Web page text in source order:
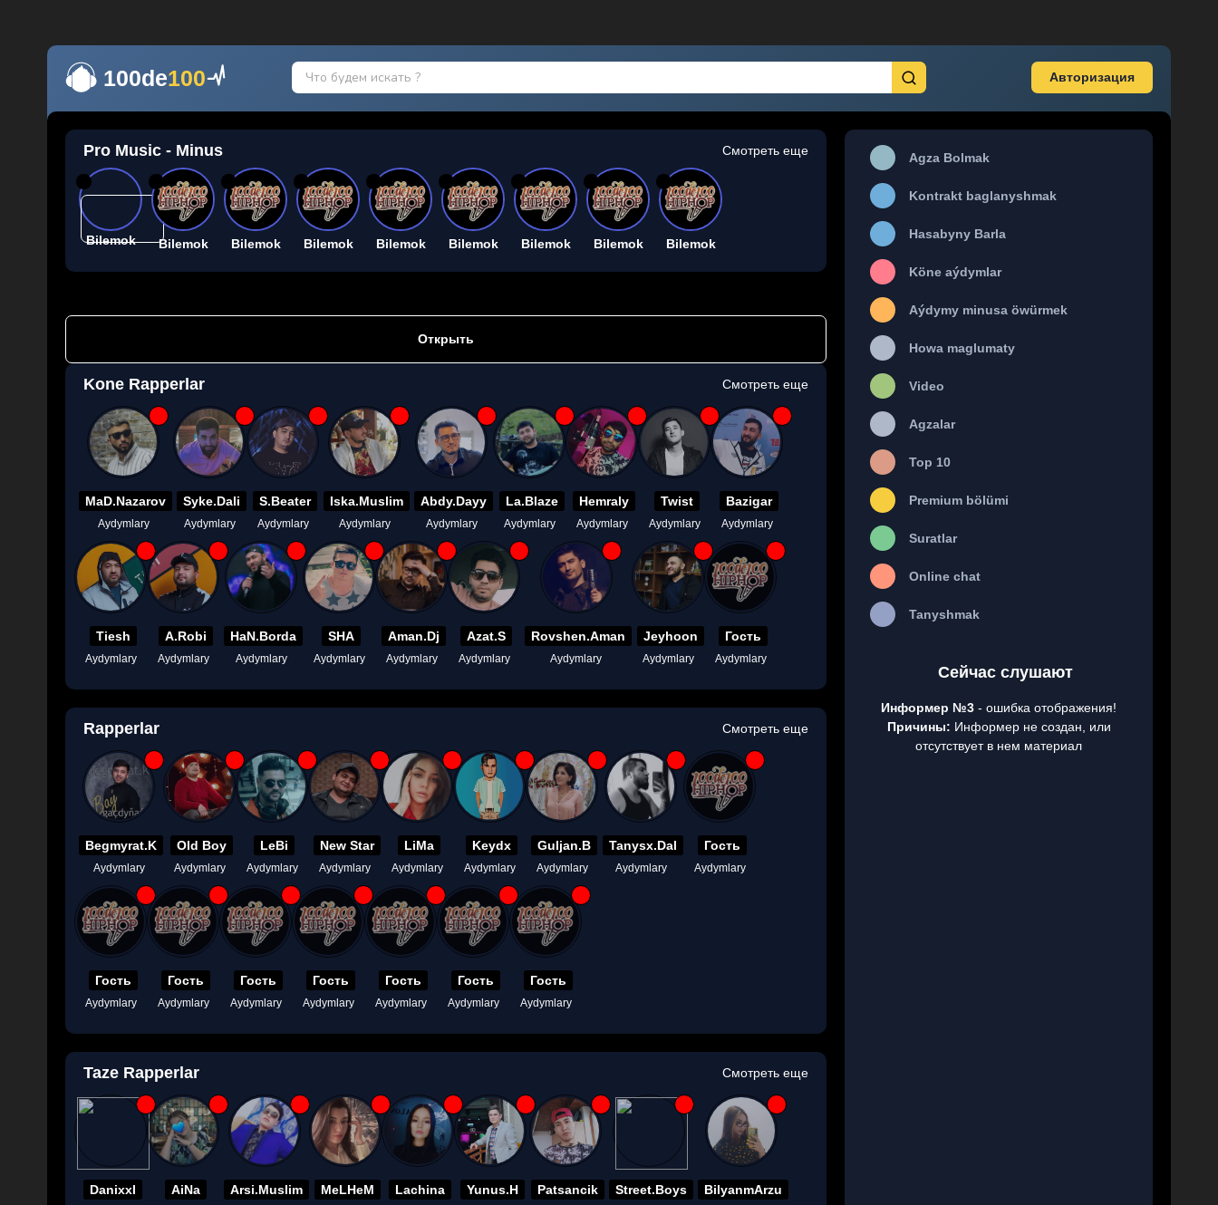
100de100 Авторизация
Pro Music - Minus Смотреть еще
Bilemok Bilemok Bilemok Bilemok Bilemok Bilemok Bilemok Bilemok Bilemok
Открыть
Kone Rapperlar Смотреть еще
MaD.Nazarov
Aydymlary
Syke.Dali
Aydymlary
S.Beater
Aydymlary
Iska.Muslim
Aydymlary
Abdy.Dayy
Aydymlary
La.Blaze
Aydymlary
Hemraly
Aydymlary
Twist
Aydymlary
Bazigar
Aydymlary
Tiesh
Aydymlary
A.Robi
Aydymlary
HaN.Borda
Aydymlary
SHA
Aydymlary
Aman.Dj
Aydymlary
Azat.S
Aydymlary
Rovshen.Aman
Aydymlary
Jeyhoon
Aydymlary
Гость
Aydymlary
Rapperlar Смотреть еще
Begmyrat.K
Aydymlary
Old Boy
Aydymlary
LeBi
Aydymlary
New Star
Aydymlary
LiMa
Aydymlary
Keydx
Aydymlary
Guljan.B
Aydymlary
Tanysx.Dal
Aydymlary
Гость
Aydymlary
Гость
Aydymlary
Гость
Aydymlary
Гость
Aydymlary
Гость
Aydymlary
Гость
Aydymlary
Гость
Aydymlary
Гость
Aydymlary
Taze Rapperlar Смотреть еще
Danixxl AiNa Arsi.Muslim MeLHeM Lachina Yunus.H Patsancik Street.Boys BilyanmArzu
Agza Bolmak
Kontrakt baglanyshmak
Hasabyny Barla
Köne aýdymlar
Aýdymy minusa öwürmek
Howa maglumaty
Video
Agzalar
Top 10
Premium bölümi
Suratlar
Online chat
Tanyshmak
Сейчас слушают
Информер №3 - ошибка отображения!
Причины: Информер не создан, или
отсутствует в нем материал